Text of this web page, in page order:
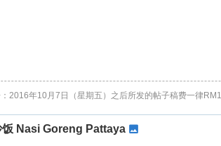
2016年10月7日（星期五）之后所发的帖子稿费一律
饭 Nasi Goreng Pattaya